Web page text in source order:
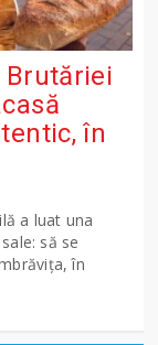
Brutăriei
în
a luat una
să se
în